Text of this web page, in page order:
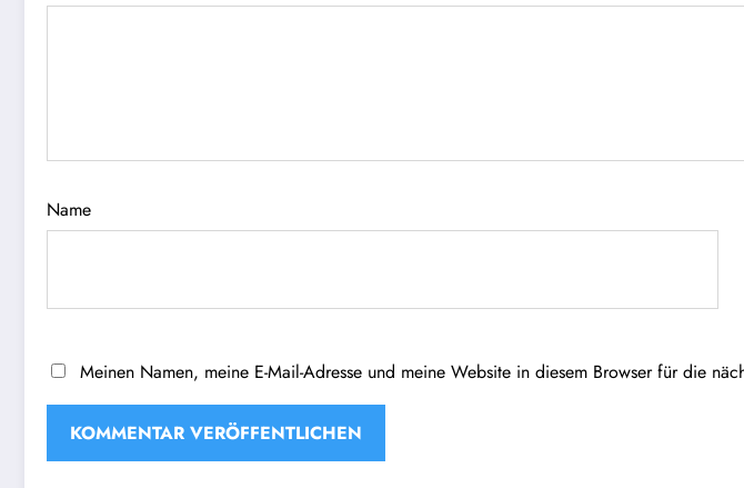
Name
Meinen Namen, meine E-Mail-Adresse und meine Website in diesem Browser für die